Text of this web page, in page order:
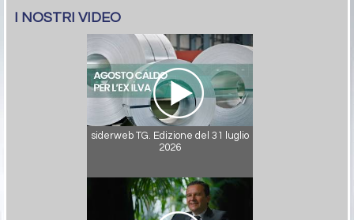
I NOSTRI VIDEO
siderweb TG. Edizione del 31 luglio
2026